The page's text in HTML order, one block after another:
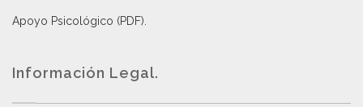
Apoyo Psicológico (PDF)
Información Legal.